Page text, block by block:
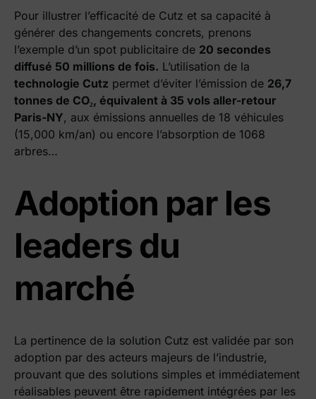
Pour illustrer l’efficacité de Cutz et sa capacité à
générer des changements concrets, prenons
l’exemple d’un spot publicitaire de 20 secondes
diffusé 50 millions de fois. L’utilisation de la
technologie Cutz permet d’éviter l’émission de 26,7
tonnes de CO₂, équivalent à 35 vols aller-retour
Paris-NY, aux émissions annuelles de 18 véhicules
(15,000 km/an) ou encore l’absorption de 1068
arbres…
Adoption par les
leaders du
marché
La pertinence de la solution Cutz est validée par son
adoption par des acteurs majeurs de l’industrie,
prouvant que des solutions simples et immédiatement
réalisables peuvent être rapidement intégrées par les